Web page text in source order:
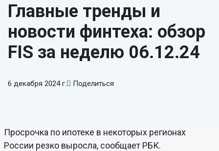
Главные тренды и
новости финтеха: обзор
FIS за неделю 06.12.24
6 декабря 2024 г. Поделиться
Просрочка по ипотеке в некоторых регионах
России резко выросла, сообщает РБК.